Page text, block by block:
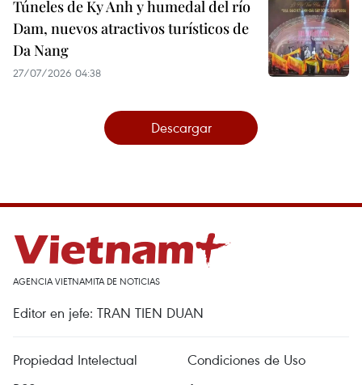
Túneles de Ky Anh y humedal del río
Dam, nuevos atractivos turísticos de
Da Nang
27/07/2026 04:38
Descargar
AGENCIA VIETNAMITA DE NOTICIAS
Editor en jefe: TRAN TIEN DUAN
Propiedad Intelectual
Condiciones de Uso